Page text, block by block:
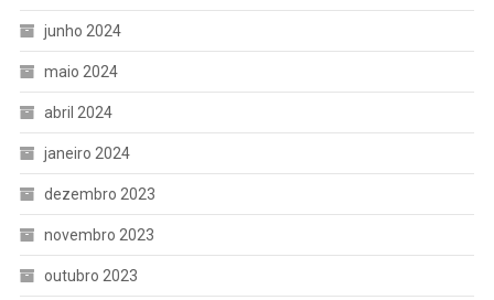
junho 2024
maio 2024
abril 2024
janeiro 2024
dezembro 2023
novembro 2023
outubro 2023